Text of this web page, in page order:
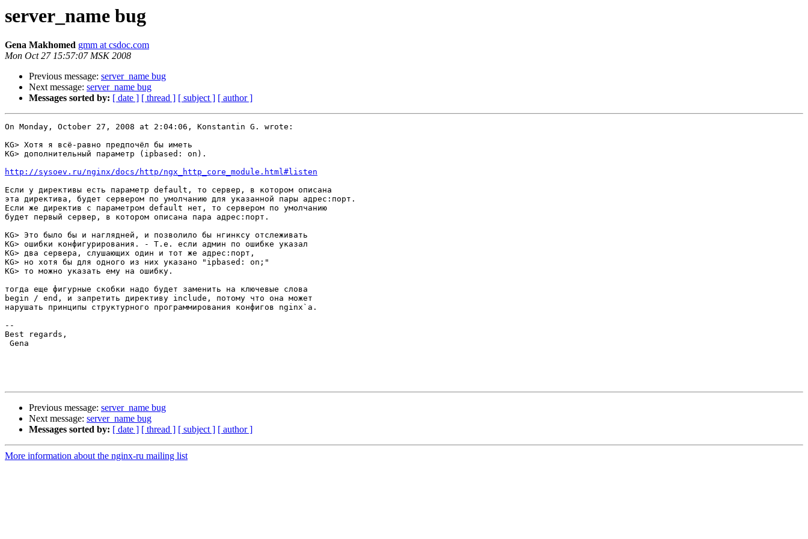
server_name bug
Gena Makhomed gmm at csdoc.com
Mon Oct 27 15:57:07 MSK 2008
Previous message: server_name bug
Next message: server_name bug
Messages sorted by: [ date ] [ thread ] [ subject ] [ author ]
On Monday, October 27, 2008 at 2:04:06, Konstantin G. wrote:
KG> Хотя я всё-равно предпочёл бы иметь
KG> дополнительный параметр (ipbased: on).
http://sysoev.ru/nginx/docs/http/ngx_http_core_module.html#listen
Если у директивы есть параметр default, то сервер, в котором описана
эта директива, будет сервером по умолчанию для указанной пары адрес:порт.
Если же директив с параметром default нет, то сервером по умолчанию
будет первый сервер, в котором описана пара адрес:порт.
KG> Это было бы и наглядней, и позволило бы нгинксу отслеживать
KG> ошибки конфигурирования. - Т.е. если админ по ошибке указал
KG> два сервера, слушающих один и тот же адрес:порт,
KG> но хотя бы для одного из них указано "ipbased: on;"
KG> то можно указать ему на ошибку.
тогда еще фигурные скобки надо будет заменить на ключевые слова
begin / end, и запретить директиву include, потому что она может
нарушать принципы структурного программирования конфигов nginx`а.
--
Best regards,
Gena
Previous message: server_name bug
Next message: server_name bug
Messages sorted by: [ date ] [ thread ] [ subject ] [ author ]
More information about the nginx-ru mailing list